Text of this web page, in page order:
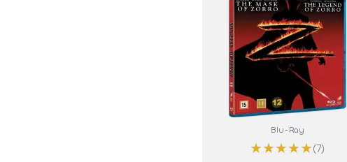
Blu-Ray
★★★★★(7)